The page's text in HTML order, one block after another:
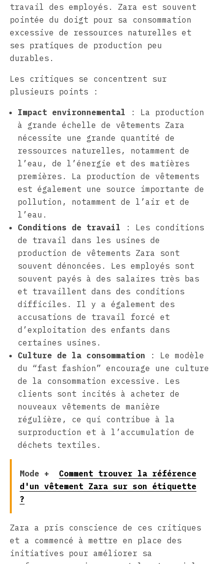
travail des employés. Zara est souvent
pointée du doigt pour sa consommation
excessive de ressources naturelles et
ses pratiques de production peu
durables.
Les critiques se concentrent sur
plusieurs points :
Impact environnemental : La production
à grande échelle de vêtements Zara
nécessite une grande quantité de
ressources naturelles, notamment de
l’eau, de l’énergie et des matières
premières. La production de vêtements
est également une source importante de
pollution, notamment de l’air et de
l’eau.
Conditions de travail : Les conditions
de travail dans les usines de
production de vêtements Zara sont
souvent dénoncées. Les employés sont
souvent payés à des salaires très bas
et travaillent dans des conditions
difficiles. Il y a également des
accusations de travail forcé et
d’exploitation des enfants dans
certaines usines.
Culture de la consommation : Le modèle
du “fast fashion” encourage une culture
de la consommation excessive. Les
clients sont incités à acheter de
nouveaux vêtements de manière
régulière, ce qui contribue à la
surproduction et à l’accumulation de
déchets textiles.
Mode +
Comment trouver la référence
d'un vêtement Zara sur son étiquette
?
Zara a pris conscience de ces critiques
et a commencé à mettre en place des
initiatives pour améliorer sa